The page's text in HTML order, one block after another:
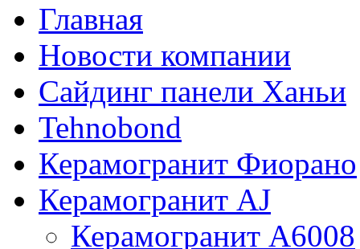
Главная
Новости компании
Сайдинг панели Ханьи
Tehnobond
Керамогранит Фиорано
Керамогранит AJ
Керамогранит A6008